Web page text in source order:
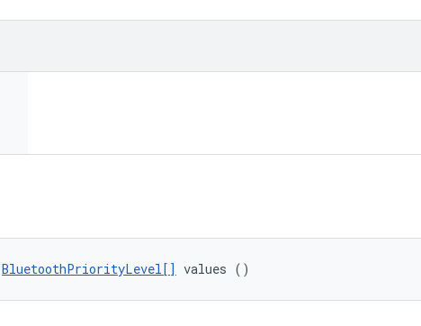
BluetoothPriorityLevel[] values ()